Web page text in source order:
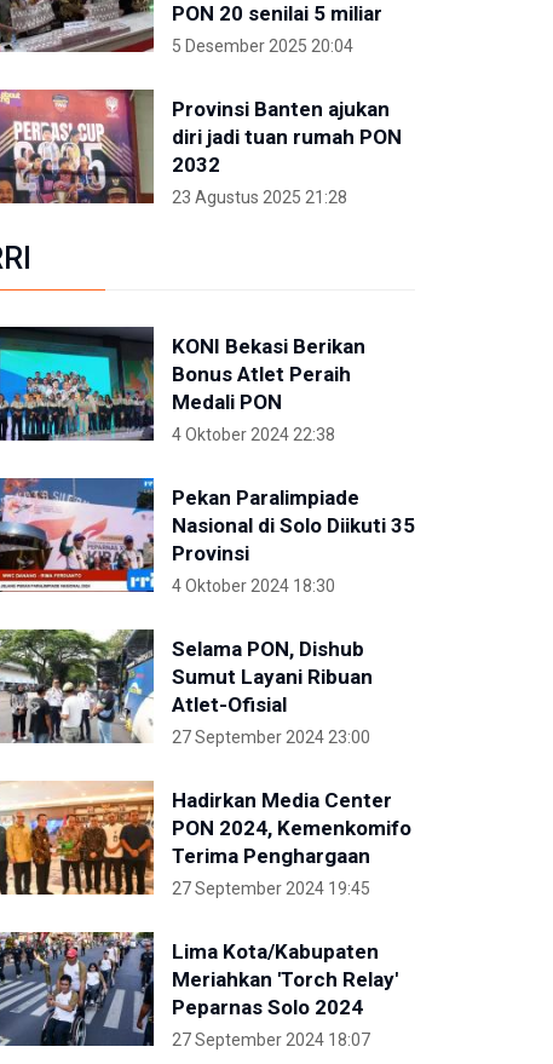
PON 20 senilai 5 miliar
5 Desember 2025 20:04
Provinsi Banten ajukan
diri jadi tuan rumah PON
2032
23 Agustus 2025 21:28
KONI Bekasi Berikan
Bonus Atlet Peraih
Medali PON
4 Oktober 2024 22:38
Pekan Paralimpiade
Nasional di Solo Diikuti 35
Provinsi
4 Oktober 2024 18:30
Selama PON, Dishub
Sumut Layani Ribuan
Atlet-Ofisial
27 September 2024 23:00
Hadirkan Media Center
PON 2024, Kemenkomifo
Terima Penghargaan
27 September 2024 19:45
Lima Kota/Kabupaten
Meriahkan 'Torch Relay'
Peparnas Solo 2024
27 September 2024 18:07